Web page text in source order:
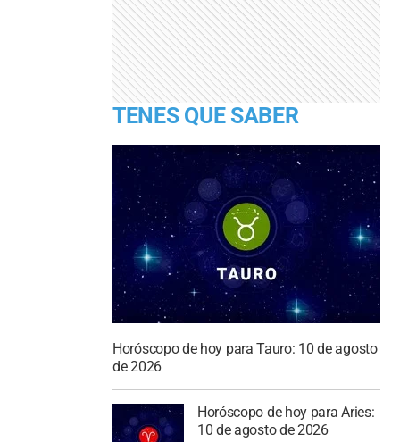
TENES QUE SABER
Horóscopo de hoy para Tauro: 10 de agosto
de 2026
Horóscopo de hoy para Aries:
10 de agosto de 2026